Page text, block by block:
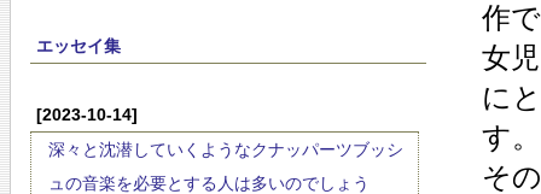
エッセイ集
[2023-10-14]
深々と沈潜していくようなクナッパーツブッシ
ュの音楽を必要とする人は多いのでしょう
作
女
に
す。
そ